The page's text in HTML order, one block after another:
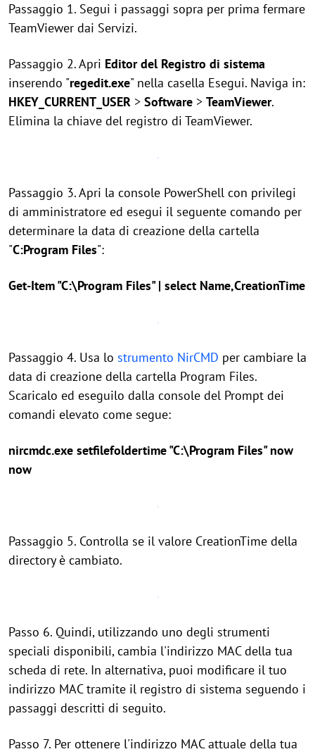
Passaggio 1. Segui i passaggi sopra per prima fermare
TeamViewer dai Servizi.
Passaggio 2. Apri Editor del Registro di sistema
inserendo "regedit.exe" nella casella Esegui. Naviga in:
HKEY_CURRENT_USER > Software > TeamViewer.
Elimina la chiave del registro di TeamViewer.
Passaggio 3. Apri la console PowerShell con privilegi
di amministratore ed esegui il seguente comando per
determinare la data di creazione della cartella
"C:Program Files":
Get-Item "C:\Program Files" | select Name,CreationTime
Passaggio 4. Usa lo strumento NirCMD per cambiare la
data di creazione della cartella Program Files.
Scaricalo ed eseguilo dalla console del Prompt dei
comandi elevato come segue:
nircmdc.exe setfilefoldertime "C:\Program Files" now
now
Passaggio 5. Controlla se il valore CreationTime della
directory è cambiato.
Passo 6. Quindi, utilizzando uno degli strumenti
speciali disponibili, cambia l'indirizzo MAC della tua
scheda di rete. In alternativa, puoi modificare il tuo
indirizzo MAC tramite il registro di sistema seguendo i
passaggi descritti di seguito.
Passo 7. Per ottenere l'indirizzo MAC attuale della tua